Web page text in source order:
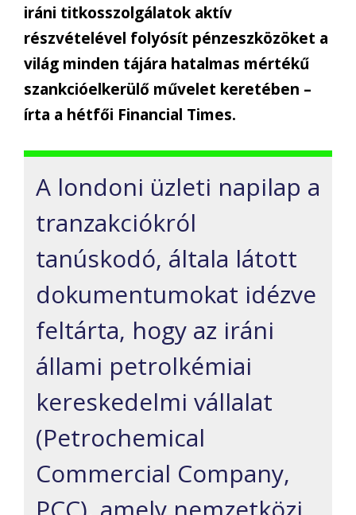
iráni titkosszolgálatok aktív
részvételével folyósít pénzeszközöket a
világ minden tájára hatalmas mértékű
szankcióelkerülő művelet keretében –
írta a hétfői Financial Times.
A londoni üzleti napilap a
tranzakciókról
tanúskodó, általa látott
dokumentumokat idézve
feltárta, hogy az iráni
állami petrolkémiai
kereskedelmi vállalat
(Petrochemical
Commercial Company,